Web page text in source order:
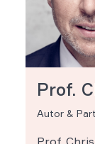
Prof.
Autor &
Prof.